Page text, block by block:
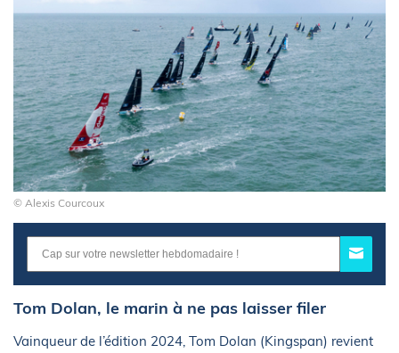
© Alexis Courcoux
Tom Dolan, le marin à ne pas laisser filer
Vainqueur de l’édition 2024, Tom Dolan (Kingspan) revient